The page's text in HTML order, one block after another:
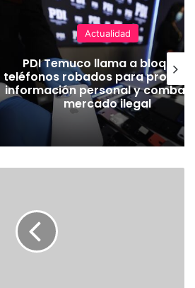
Actualidad
PDI Temuco llama a bloquear
teléfonos robados para
información personal y
mercado ilegal